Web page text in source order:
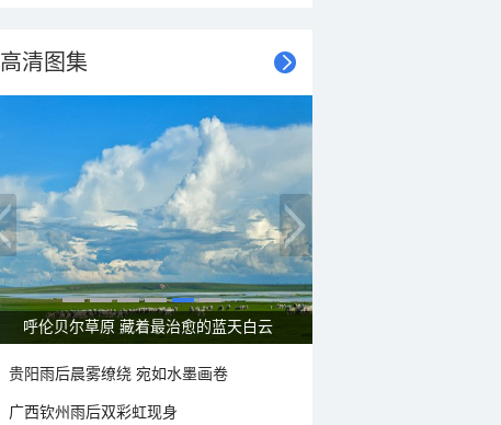
高清图集
呼伦贝尔草原 藏着最治愈的蓝天白云
贵阳雨后晨雾缭绕 宛如水墨画卷
广西钦州雨后双彩虹现身